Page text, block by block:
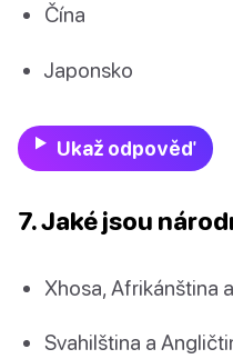
Čína
Japonsko
Ukaž odpověď
7. Jaké jsou
Xhosa, Afrikánština
Svahilština a